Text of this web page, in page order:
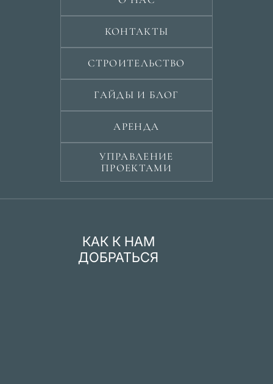
КОНТАКТЫ
СТРОИТЕЛЬСТВО
ГАЙДЫ И БЛОГ
АРЕНДА
УПРАВЛЕНИЕ
ПРОЕКТАМИ
КАК К НАМ
ДОБРАТЬСЯ